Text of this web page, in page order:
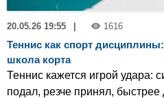
20.05.26 19:55 1616
Теннис как спорт
школа корта
Теннис кажется игрой удара:
подал, резче принял,